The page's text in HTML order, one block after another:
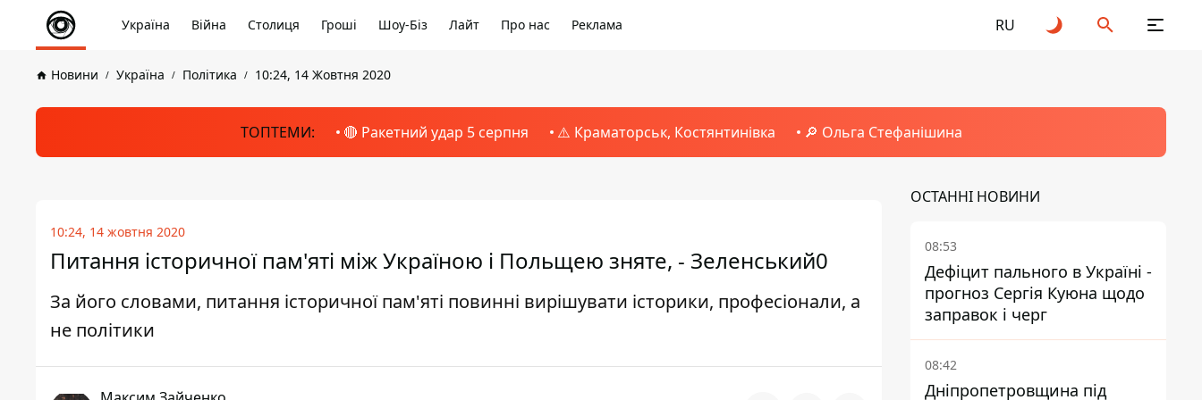
Україна Війна Столиця Гроші Шоу-Біз Лайт Про нас Реклама RU
Новини Україна Політика 10:24, 14 Жовтня 2020
ТОПТЕМИ: 🔴 Ракетний удар 5 серпня ⚠️ Краматорськ, Костянтинівка 🔎 Ольга Стефанішина
10:24, 14 жовтня 2020
Питання історичної пам'яті між Україною і Польщею зняте, - Зеленський0
За його словами, питання історичної пам'яті повинні вирішувати історики, професіонали, а
не політики
ОСТАННІ НОВИНИ
08:53
Дефіцит пального в Україні -
прогноз Сергія Куюна щодо
заправок і черг
08:42
Дніпропетровщина під